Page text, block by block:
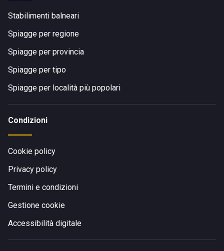
Stabilimenti balneari
Spiagge per regione
Spiagge per provincia
Spiagge per tipo
Spiagge per località più popolari
Condizioni
Cookie policy
Privacy policy
Termini e condizioni
Gestione cookie
Accessibilità digitale